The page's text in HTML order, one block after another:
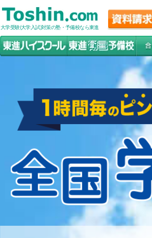
大学受験(大学入試)対策の塾・予備校なら東進